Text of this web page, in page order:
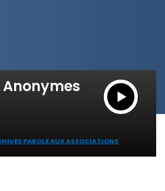
PAROLE AUX ASSOCIATIONS